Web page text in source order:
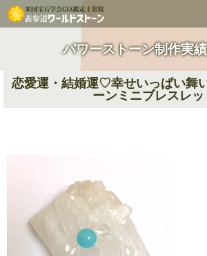
パワーストーン制作実
恋愛運・結婚運♡幸せいっぱい舞
ーンミニブレスレッ